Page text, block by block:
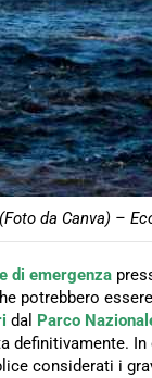
da Canva) –
di emergenza
potrebbero
dal Parco
definitivamente.
considerati i